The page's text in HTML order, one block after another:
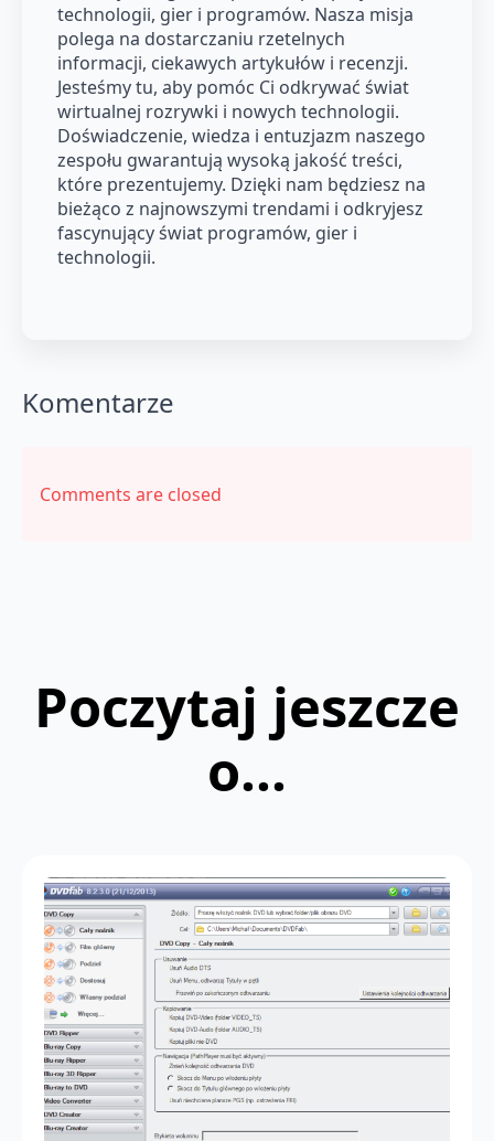
technologii, gier i programów. Nasza misja
polega na dostarczaniu rzetelnych
informacji, ciekawych artykułów i recenzji.
Jesteśmy tu, aby pomóc Ci odkrywać świat
wirtualnej rozrywki i nowych technologii.
Doświadczenie, wiedza i entuzjazm naszego
zespołu gwarantują wysoką jakość treści,
które prezentujemy. Dzięki nam będziesz na
bieżąco z najnowszymi trendami i odkryjesz
fascynujący świat programów, gier i
technologii.
Komentarze
Comments are closed
Poczytaj jeszcze
o...